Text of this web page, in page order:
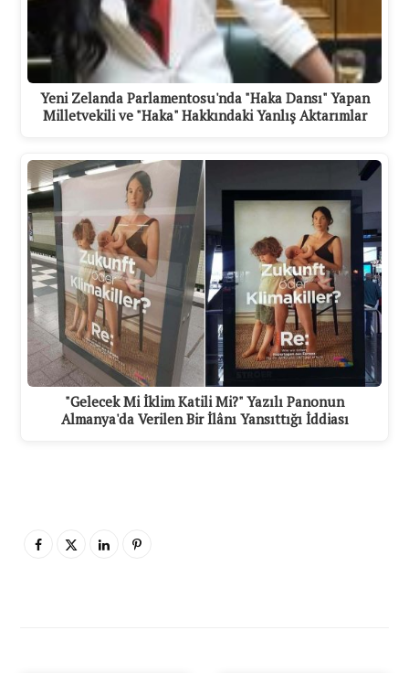
Yeni Zelanda Parlamentosu'nda "Haka Dansı" Yapan
Milletvekili ve "Haka" Hakkındaki Yanlış Aktarımlar
"Gelecek Mi İklim Katili Mi?" Yazılı Panonun
Almanya'da Verilen Bir İlânı Yansıttığı İddiası